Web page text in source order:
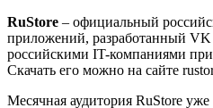
RuStore – официальный
приложений, разработанный
российскими IT-компаниями
Скачать его можно на сайте
Месячная аудитория RuStore